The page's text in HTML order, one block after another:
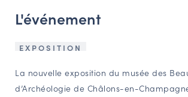
Espace acteurs
NAVIGATION FILTRÉE «
L'événement
EXPOSITION
La nouvelle exposition du musée des
d’Archéologie de Châlons-en-